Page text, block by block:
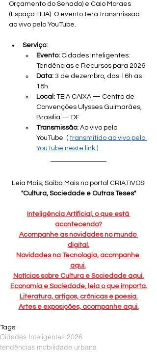
Orçamento do Senado) e Caio Moraes
(Espaço TEIA). O evento terá transmissão
ao vivo pelo YouTube.
Serviço:
Evento: Cidades Inteligentes:
Tendências e Recursos para 2026
Data: 3 de dezembro, das 16h às
18h
Local: TEIA CAIXA — Centro de
Convenções Ulysses Guimarães,
Brasília — DF
Transmissão: Ao vivo pelo
YouTube. ( transmitido ao vivo pelo
YouTube neste link )
Leia Mais, Saiba Mais no portal CRIATIVOS!
"Cultura, Sociedade e Outras Teses"
Inteligência Artificial, o que está
acontecendo?
Acompanhe as novidades no mundo
digital.
Novidades na Tecnologia, acompanhe
aqui.
Notícias sobre Cultura e Sociedade aqui.
Economia e Sociedade, leia o que importa.
Literatura, artigos, crônicas e poesia.
Artes e exposições, acompanhe aqui.
Tags:
Cidades Inteligentes 2026
tendências mobilidade urbana